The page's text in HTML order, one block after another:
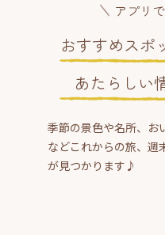
アプリ
おすすめスポ
あたらしい
季節の景色や名所、お
などこれからの旅、週
が見つかります♪